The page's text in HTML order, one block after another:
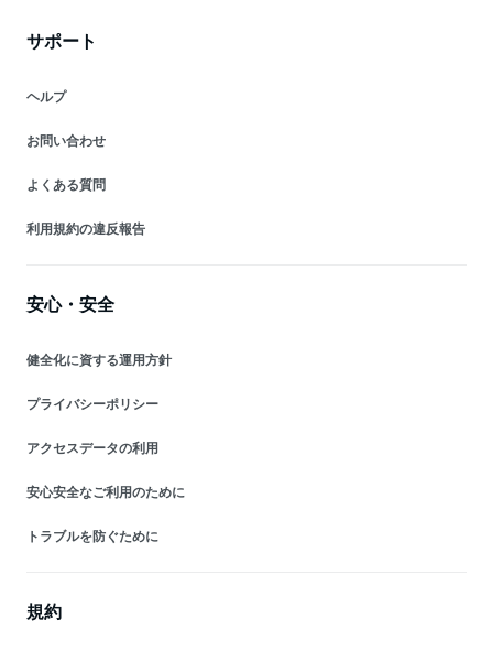
サポート
ヘルプ
お問い合わせ
よくある質問
利用規約の違反報告
安心・安全
健全化に資する運用方針
プライバシーポリシー
アクセスデータの利用
安心安全なご利用のために
トラブルを防ぐために
規約